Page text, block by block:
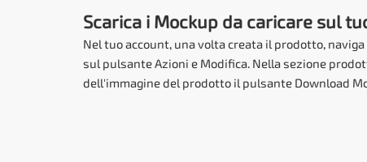
Scarica i Mockup da caricare sul
Nel tuo account, una volta creata il prodotto,
sul pulsante Azioni e Modifica. Nella sezione
dell'immagine del prodotto il pulsante Download